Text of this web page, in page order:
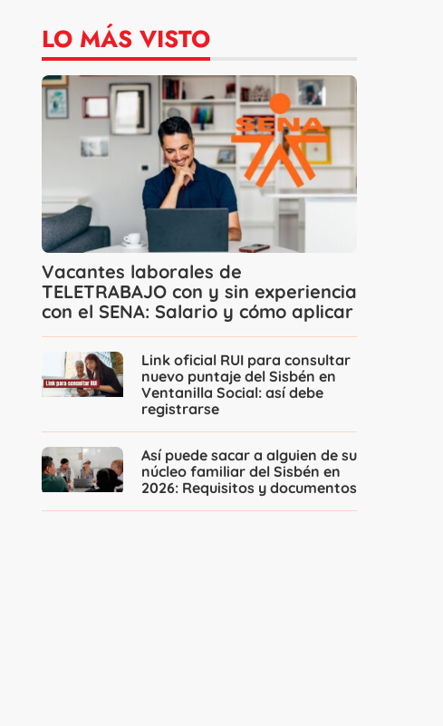
LO MÁS VISTO
Vacantes laborales de
TELETRABAJO con y sin experiencia
con el SENA: Salario y cómo aplicar
Link oficial RUI para consultar
nuevo puntaje del Sisbén en
Ventanilla Social: así debe
registrarse
Así puede sacar a alguien de su
núcleo familiar del Sisbén en
2026: Requisitos y documentos